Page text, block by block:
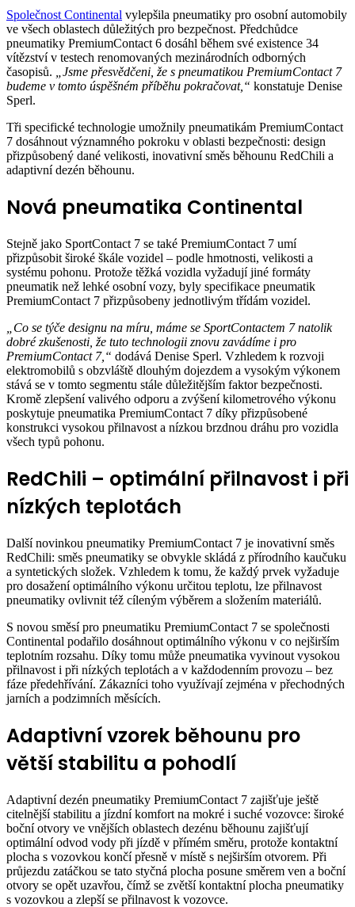
Společnost Continental vylepšila pneumatiky pro osobní automobily
ve všech oblastech důležitých pro bezpečnost. Předchůdce
pneumatiky PremiumContact 6 dosáhl během své existence 34
vítězství v testech renomovaných mezinárodních odborných
časopisů.
„Jsme přesvědčeni, že s pneumatikou PremiumContact 7
budeme v tomto úspěšném příběhu pokračovat,“ konstatuje Denise
Sperl.
Tři specifické technologie umožnily pneumatikám PremiumContact
7 dosáhnout významného pokroku v oblasti bezpečnosti: design
přizpůsobený dané velikosti, inovativní směs běhounu RedChili a
adaptivní dezén běhounu.
Nová pneumatika Continental
Stejně jako SportContact 7 se také PremiumContact 7 umí
přizpůsobit široké škále vozidel – podle hmotnosti, velikosti a
systému pohonu. Protože těžká vozidla vyžadují jiné formáty
pneumatik než lehké osobní vozy, byly specifikace pneumatik
PremiumContact 7 přizpůsobeny jednotlivým třídám vozidel.
„Co se týče designu na míru, máme se SportContactem 7 natolik
dobré zkušenosti, že tuto technologii znovu zavádíme i pro
PremiumContact 7,“ dodává Denise Sperl. Vzhledem k rozvoji
elektromobilů s obzvláště dlouhým dojezdem a vysokým výkonem
stává se v tomto segmentu stále důležitějším faktor bezpečnosti.
Kromě zlepšení valivého odporu a zvýšení kilometrového výkonu
poskytuje pneumatika PremiumContact 7 díky přizpůsobené
konstrukci vysokou přilnavost a nízkou brzdnou dráhu pro vozidla
všech typů pohonu.
RedChili – optimální přilnavost i při
nízkých teplotách
Další novinkou pneumatiky PremiumContact 7 je inovativní směs
RedChili: směs pneumatiky se obvykle skládá z přírodního kaučuku
a syntetických složek. Vzhledem k tomu, že každý prvek vyžaduje
pro dosažení optimálního výkonu určitou teplotu, lze přilnavost
pneumatiky ovlivnit též cíleným výběrem a složením materiálů.
S novou směsí pro pneumatiku PremiumContact 7 se společnosti
Continental podařilo dosáhnout optimálního výkonu v co nejširším
teplotním rozsahu. Díky tomu může pneumatika vyvinout vysokou
přilnavost i při nízkých teplotách a v každodenním provozu – bez
fáze předehřívání. Zákazníci toho využívají zejména v přechodných
jarních a podzimních měsících.
Adaptivní vzorek běhounu pro
větší stabilitu a pohodlí
Adaptivní dezén pneumatiky PremiumContact 7 zajišťuje ještě
citelnější stabilitu a jízdní komfort na mokré i suché vozovce: široké
boční otvory ve vnějších oblastech dezénu běhounu zajišťují
optimální odvod vody při jízdě v přímém směru, protože kontaktní
plocha s vozovkou končí přesně v místě s nejširším otvorem. Při
průjezdu zatáčkou se tato styčná plocha posune směrem ven a boční
otvory se opět uzavřou, čímž se zvětší kontaktní plocha pneumatiky
s vozovkou a zlepší se přilnavost k vozovce.